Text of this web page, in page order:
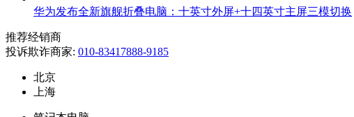
华为发布全新旗舰折叠电脑：十英寸外屏+十四英寸主屏三模切换
推荐经销商
投诉欺诈商家: 010-83417888-9185
北京
上海